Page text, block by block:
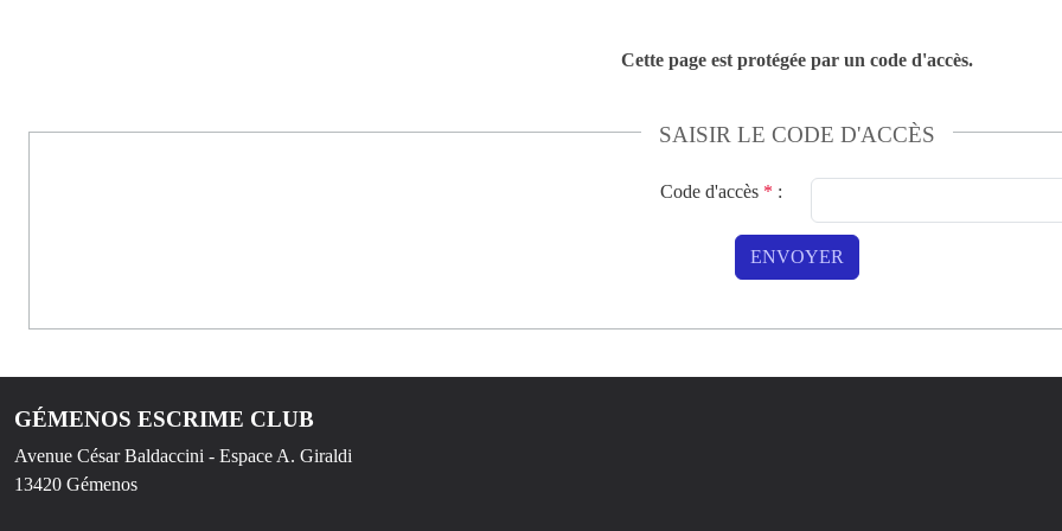
Cette page est protégée par un code d'accès.
SAISIR LE CODE D'ACCÈS
Code d'accès * :
ENVOYER
GÉMENOS ESCRIME CLUB
Avenue César Baldaccini - Espace A. Giraldi
13420 Gémenos